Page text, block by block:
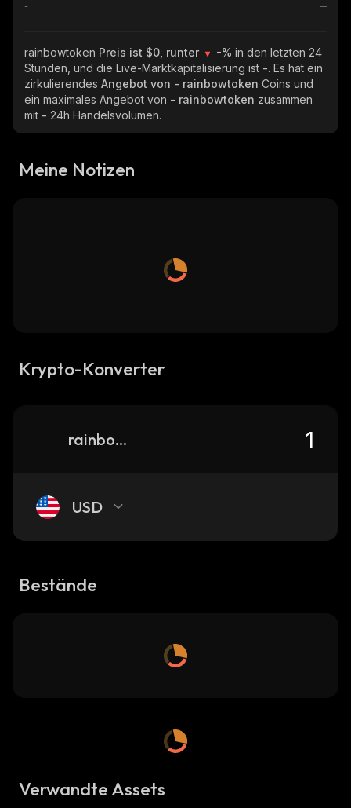
-
rainbowtoken Preis ist $0, runter -% in den letzten 24
Stunden, und die Live-Marktkapitalisierung ist -. Es hat ein
zirkulierendes Angebot von - rainbowtoken Coins und
ein maximales Angebot von - rainbowtoken zusammen
mit - 24h Handelsvolumen.
Meine Notizen
Krypto-Konverter
rainbowtoken
USD
Bestände
Verwandte Assets